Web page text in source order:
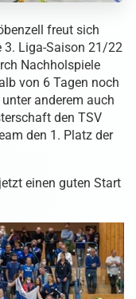
freut sich
3. Liga-Saison 21/22
Nachholspiele
von 6 Tagen noch
anderem auch
den TSV
den 1. Platz der
einen guten Start